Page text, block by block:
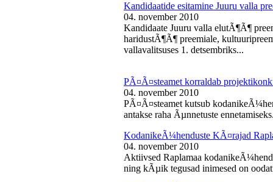
Kandidaatide esitamine Juuru valla
04. november 2010
Kandidaate Juuru valla elutÃ¶Ã¶
haridustÃ¶Ã¶ preemiale,
vallavalitsuses 1. detsembriks...
PÃ¤Ã¤steamet korraldab
04. november 2010
PÃ¤Ã¤steamet kutsub
antakse raha Ãµnnetuste
KodanikeÃ¼henduste KÃ¤rajad
04. november 2010
Aktiivsed Raplamaa
ning kÃµik tegusad inimesed on